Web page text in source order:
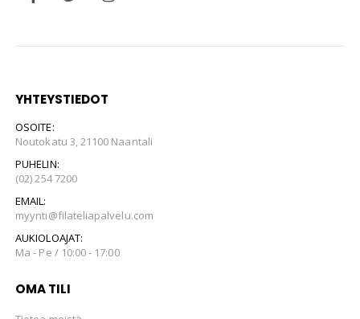
YHTEYSTIEDOT
OSOITE:
Noutokatu 3, 21100 Naantali
PUHELIN:
(02) 254 7200
EMAIL:
myynti@filateliapalvelu.com
AUKIOLOAJAT:
Ma - Pe / 10:00 - 17:00
OMA TILI